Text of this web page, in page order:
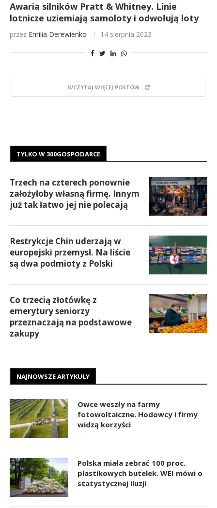
Awaria silników Pratt & Whitney. Linie
lotnicze uziemiają samoloty i odwołują loty
przez Emilia Derewienko 14 sierpnia 2023
WCZYTAJ WIĘCEJ POSTÓW
TYLKO W 300GOSPODARCE
Trzech na czterech ponownie
założyłoby własną firmę. Innym
już tak łatwo jej nie polecają
Restrykcje Chin uderzają w
europejski przemysł. Na liście
są dwa podmioty z Polski
Co trzecią złotówkę z
emerytury seniorzy
przeznaczają na podstawowe
zakupy
NAJNOWSZE ARTYKUŁY
Owce weszły na farmy
fotowoltaiczne. Hodowcy i firmy
widzą korzyści
Polska miała zebrać 100 proc.
plastikowych butelek. WEI mówi o
statystycznej iluzji